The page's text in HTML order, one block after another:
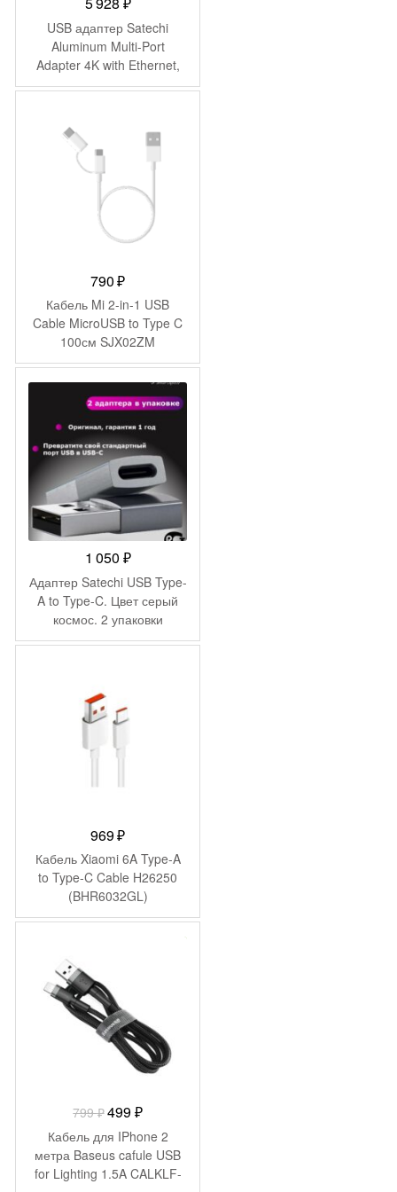
USB адаптер Satechi
Aluminum Multi-Port
Adapter 4K with Ethernet,
серый космос
790₽
Кабель Mi 2-in-1 USB
Cable MicroUSB to Type C
100см SJX02ZM
(SJV4082TY)
1 050 ₽
Адаптер Satechi USB Type-
A to Type-C. Цвет серый
космос. 2 упаковки
969₽
Кабель Xiaomi 6A Type-A
to Type-C Cable H26250
(BHR6032GL)
799₽Первоначальная
цена
составляла
799 ₽.
499₽Текущая
цена:
499 ₽.
Кабель для IPhone 2
метра Baseus cafule USB
for Lighting 1.5A CALKLF-